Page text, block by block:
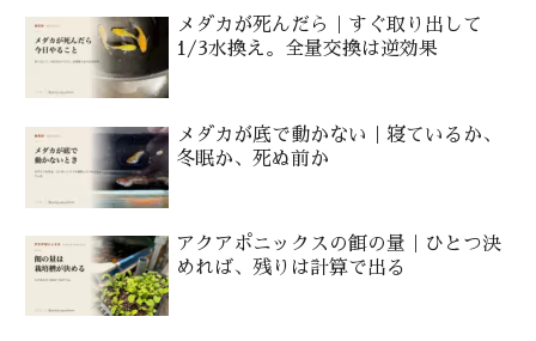
メダカが死んだら｜すぐ取り出して
1/3水換え。全量交換は逆効果
メダカが底で動かない｜寝ているか、
冬眠か、死ぬ前か
アクアポニックスの餌の量｜ひとつ決
めれば、残りは計算で出る